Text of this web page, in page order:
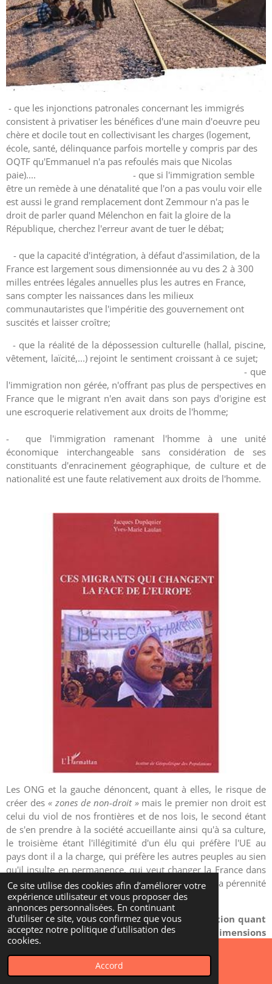
Ce site utilise des cookies afin d’améliorer votre
expérience utilisateur et vous proposer des
annonces personnalisées. En continuant
d'utiliser ce site, vous confirmez que vous
acceptez notre politique d’utilisation des
cookies.
Accord
- que les injonctions patronales concernant les immigrés
consistent à privatiser les bénéfices d'une main d'oeuvre peu
chère et docile tout en collectivisant les charges (logement,
école, santé, délinquance parfois mortelle y compris par des
OQTF qu'Emmanuel n'a pas refoulés mais que Nicolas
paie).... - que si l'immigration semble
être un remède à une dénatalité que l'on a pas voulu voir elle
est aussi le grand remplacement dont Zemmour n'a pas le
droit de parler quand Mélenchon en fait la gloire de la
République, cherchez l'erreur avant de tuer le débat;
- que la capacité d'intégration, à défaut d'assimilation, de la
France est largement sous dimensionnée au vu des 2 à 300
milles entrées légales annuelles plus les autres en France,
sans compter les naissances dans les milieux
communautaristes que l'impéritie des gouvernement ont
suscités et laisser croître;
- que la réalité de la dépossession culturelle (hallal, piscine,
vêtement, laïcité,...) rejoint le sentiment croissant à ce sujet;
- que
l'immigration non gérée, n'offrant pas plus de perspectives en
France que le migrant n'en avait dans son pays d'origine est
une escroquerie relativement aux droits de l'homme;
- que l'immigration ramenant l'homme à une unité
économique interchangeable sans considération de ses
constituants d'enracinement géographique, de culture et de
nationalité est une faute relativement aux droits de l'homme.
Les ONG et la gauche dénoncent, quant à elles, le risque de
créer des « zones de non-droit »mais le premier non droit est
celui du viol de nos frontières et de nos lois, le second étant
de s'en prendre à la société accueillante ainsi qu'à sa culture,
le troisième étant l'illégitimité d'un élu qui préfère l'UE au
pays dont il a la charge, qui préfère les autres peuples au sien
qu'il insulte en permanence, qui veut changer la France dans
sa nature plutôt que de la réformer pour garantir sa pérennité
au fil des péripéties du monde.
Les régionalistes ont des propositions de solution quant
au respect des personnes dans leurs dimensions
sociologiques et économiques
l'intégration ou éventuellement à l'assimilation à la société et
voire à la France. Les problèmes de l'immigration